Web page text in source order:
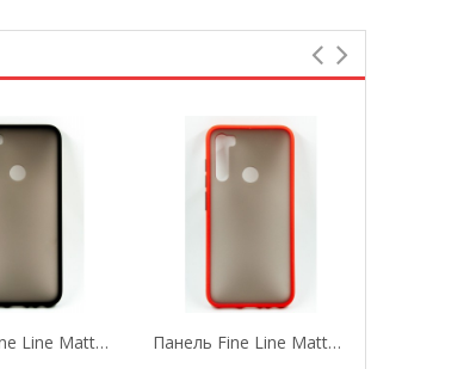
Панель Fine Line Matte Для Xiaomi Redmi Note 8... Панель Fine Line Matte Для Xiaomi Redmi Note 8...